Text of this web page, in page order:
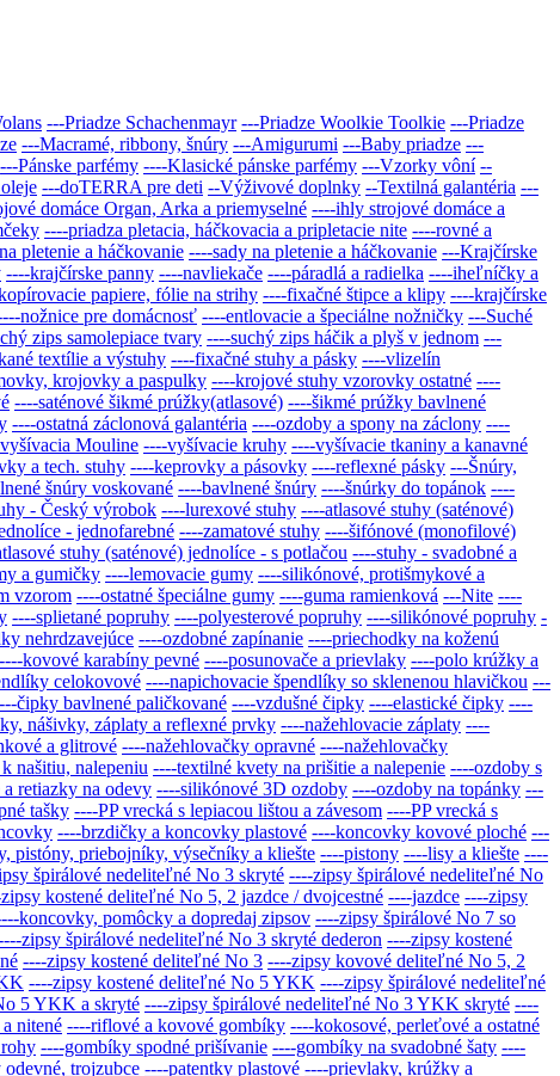
---Priadze Schachenmayr ---Priadze Woolkie Toolkie ---Priadze
---Macramé, ribbony, šnúry ---Amigurumi ---Baby priadze ---
---Pánske parfémy ----Klasické pánske parfémy ---Vzorky vôní --
---doTERRA pre deti --Výživové doplnky --Textilná galantéria ---
domáce Organ, Arka a priemyselné ----ihly strojové domáce a
----priadza pletacia, háčkovacia a pripletacie nite ----rovné a
pletenie a háčkovanie ----sady na pletenie a háčkovanie ---Krajčírske
----krajčírske panny ----navliekače ----páradlá a radielka ----iheľníčky a
papiere, fólie na strihy ----fixačné štipce a klipy ----krajčírske
nožnice pre domácnosť ----entlovacie a špeciálne nožničky ---Suché
zips samolepiace tvary ----suchý zips háčik a plyš v jednom ---
textílie a výstuhy ----fixačné stuhy a pásky ----vlizelín
krojovky a paspulky ----krojové stuhy vzorovky ostatné ----
----saténové šikmé prúžky(atlasové) ----šikmé prúžky bavlnené
----ostatná záclonová galantéria ----ozdoby a spony na záclony ----
Mouline ----vyšívacie kruhy ----vyšívacie tkaniny a kanavné
a tech. stuhy ----keprovky a pásovky ----reflexné pásky ---Šnúry,
šnúry voskované ----bavlnené šnúry ----šnúrky do topánok ----
- Český výrobok ----lurexové stuhy ----atlasové stuhy (saténové)
- jednofarebné ----zamatové stuhy ----šifónové (monofilové)
stuhy (saténové) jednolíce - s potlačou ----stuhy - svadobné a
a gumičky ----lemovacie gumy ----silikónové, protišmykové a
vzorom ----ostatné špeciálne gumy ----guma ramienková ---Nite ----
----splietané popruhy ----polyesterové popruhy ----silikónové popruhy -
nehrdzavejúce ----ozdobné zapínanie ----priechodky na koženú
----kovové karabíny pevné ----posunovače a prievlaky ----polo krúžky a
celokovové ----napichovacie špendlíky so sklenenou hlavičkou ---
čipky bavlnené paličkované ----vzdušné čipky ----elastické čipky ----
nášivky, záplaty a reflexné prvky ----nažehlovacie záplaty ----
a glitrové ----nažehlovačky opravné ----nažehlovačky
našitiu, nalepeniu ----textilné kvety na prišitie a nalepenie ----ozdoby s
retiazky na odevy ----silikónové 3D ozdoby ----ozdoby na topánky ---
tašky ----PP vrecká s lepiacou lištou a závesom ----PP vrecká s
----brzdičky a koncovky plastové ----koncovky kovové ploché ---
pistóny, priebojníky, výsečníky a kliešte ----pistony ----lisy a kliešte ----
špirálové nedeliteľné No 3 skryté ----zipsy špirálové nedeliteľné No
kostené deliteľné No 5, 2 jazdce / dvojcestné ----jazdce ----zipsy
koncovky, pomôcky a dopredaj zipsov ----zipsy špirálové No 7 so
zipsy špirálové nedeliteľné No 3 skryté dederon ----zipsy kostené
----zipsy kostené deliteľné No 3 ----zipsy kovové deliteľné No 5, 2
----zipsy kostené deliteľné No 5 YKK ----zipsy špirálové nedeliteľné
5 YKK a skryté ----zipsy špirálové nedeliteľné No 3 YKK skryté ----
nitené ----riflové a kovové gombíky ----kokosové, perleťové a ostatné
----gombíky spodné prišívanie ----gombíky na svadobné šaty ----
odevné, trojzubce ----patentky plastové ----prievlaky, krúžky a